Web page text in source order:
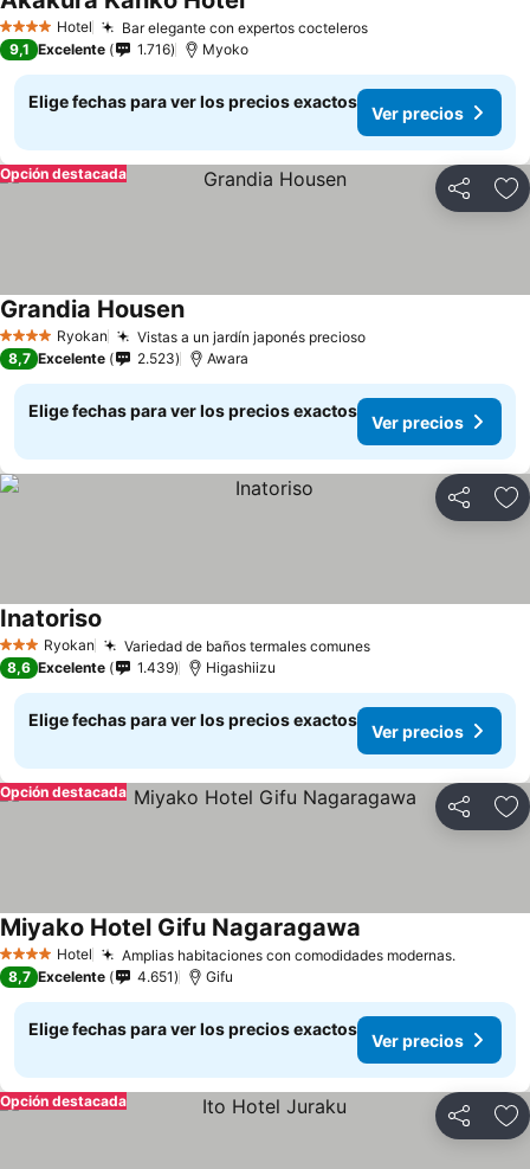
4 EstrellasHotel Bar elegante con expertos coctelerosVer precios
Ver precios
9,1 Excelente 1.716 Myoko
Elige fechas para ver los precios exactos
Ver precios
Compartir
Opción destacada
4 EstrellasRyokan Vistas a un jardín japonés preciosoVer precios
Grandia HousenVer precios
8,7 Excelente 2.523 Awara
Elige fechas para ver los precios exactos
Ver precios
Compartir
3 EstrellasRyokan Variedad de baños termales comunesVer precios
Inatoriso
8,6 Excelente 1.439 Higashiizu
Elige fechas para ver los precios exactos
Ver precios
Compartir
Opción destacada
4 EstrellasHotel Amplias habitaciones con comodidades modernas.Ver
Miyako Hotel Gifu Nagaragawa
8,7 Excelente 4.651 Gifu
Elige fechas para ver los precios exactos
Ver precios
Compartir
Opción destacada